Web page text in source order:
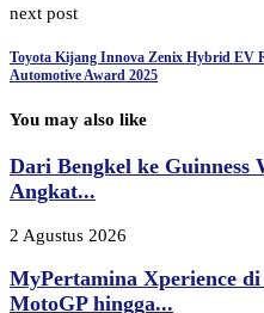
next post
Toyota Kijang Innova Zenix Hybrid EV
Automotive Award 2025
You may also like
Dari Bengkel ke Guinness
Angkat...
2 Agustus 2026
MyPertamina Xperience
MotoGP hingga...